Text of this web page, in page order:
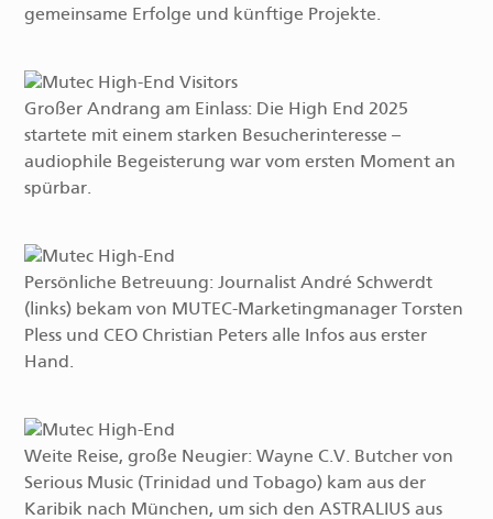
gemeinsame Erfolge und künftige Projekte.
Großer Andrang am Einlass: Die High End 2025
startete mit einem starken Besucherinteresse –
audiophile Begeisterung war vom ersten Moment an
spürbar.
Persönliche Betreuung: Journalist André Schwerdt
(links) bekam von MUTEC-Marketingmanager Torsten
Pless und CEO Christian Peters alle Infos aus erster
Hand.
Weite Reise, große Neugier: Wayne C.V. Butcher von
Serious Music (Trinidad und Tobago) kam aus der
Karibik nach München, um sich den ASTRALIUS aus